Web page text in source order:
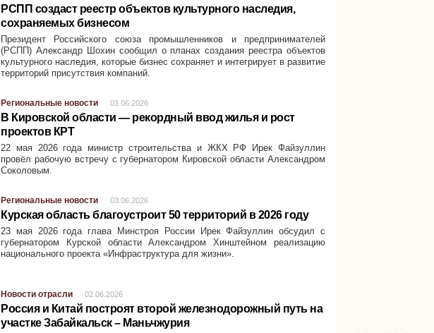
РСПП создаст реестр объектов культурного наследия,
сохраняемых бизнесом
Президент Российского союза промышленников и предпринимателей
(РСПП) Александр Шохин сообщил о планах создания реестра объектов
культурного наследия, которые бизнес сохраняет и интегрирует в развитие
территорий присутствия компаний.
Региональные новости 03.06.2026
В Кировской области — рекордный ввод жилья и рост
проектов КРТ
22 мая 2026 года министр строительства и ЖКХ РФ Ирек Файзуллин
провёл рабочую встречу с губернатором Кировской области Александром
Соколовым.
Региональные новости 03.06.2026
Курская область благоустроит 50 территорий в 2026 году
23 мая 2026 года глава Минстроя России Ирек Файзуллин обсудил с
губернатором Курской области Александром Хинштейном реализацию
национального проекта «Инфраструктура для жизни».
Новости отрасли 02.06.2026
Россия и Китай построят второй железнодорожный путь на
участке Забайкальск – Маньчжурия